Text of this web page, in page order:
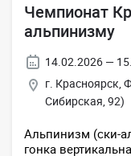
Чемпионат
альпинизму
14.02.2026 —
г. Красноярск,
Сибирская, 92)
Альпинизм (ски-
гонка